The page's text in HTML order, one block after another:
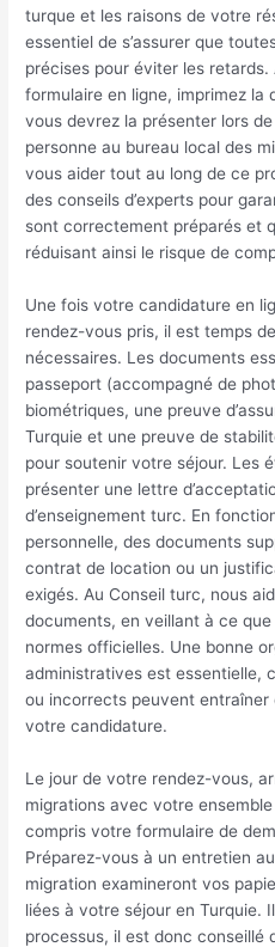
turque et les raisons de votre
essentiel de s’assurer que
précises pour éviter les retards.
formulaire en ligne, imprimez la
vous devrez la présenter lors
personne au bureau local des
vous aider tout au long de ce
des conseils d’experts pour
sont correctement préparés et
réduisant ainsi le risque de
Une fois votre candidature en
rendez-vous pris, il est temps
nécessaires. Les documents
passeport (accompagné de
biométriques, une preuve
Turquie et une preuve de
pour soutenir votre séjour. Les
présenter une lettre
d’enseignement turc. En
personnelle, des documents
contrat de location ou un
exigés. Au Conseil turc, nous
documents, en veillant à ce
normes officielles. Une bonne
administratives est essentielle,
ou incorrects peuvent entraîner
votre candidature.
Le jour de votre rendez-vous,
migrations avec votre
compris votre formulaire de
Préparez-vous à un entretien
migration examineront vos
liées à votre séjour en Turquie.
processus, il est donc conseillé